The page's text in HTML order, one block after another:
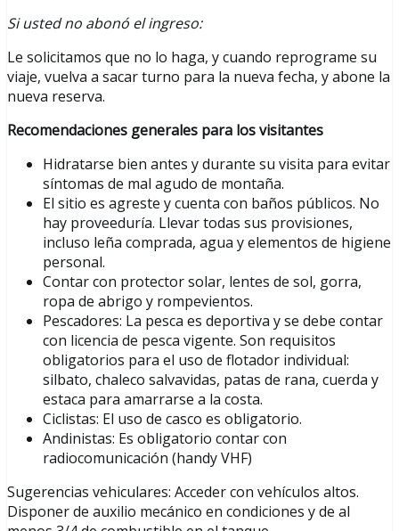
Si usted no abonó el ingreso:
Le solicitamos que no lo haga, y cuando reprograme su
viaje, vuelva a sacar turno para la nueva fecha, y abone la
nueva reserva.
Recomendaciones generales para los visitantes
Hidratarse bien antes y durante su visita para evitar
síntomas de mal agudo de montaña.
El sitio es agreste y cuenta con baños públicos. No
hay proveeduría. Llevar todas sus provisiones,
incluso leña comprada, agua y elementos de higiene
personal.
Contar con protector solar, lentes de sol, gorra,
ropa de abrigo y rompevientos.
Pescadores: La pesca es deportiva y se debe contar
con licencia de pesca vigente. Son requisitos
obligatorios para el uso de flotador individual:
silbato, chaleco salvavidas, patas de rana, cuerda y
estaca para amarrarse a la costa.
Ciclistas: El uso de casco es obligatorio.
Andinistas: Es obligatorio contar con
radiocomunicación (handy VHF)
Sugerencias vehiculares: Acceder con vehículos altos.
Disponer de auxilio mecánico en condiciones y de al